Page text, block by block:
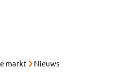
markt
Nieuws